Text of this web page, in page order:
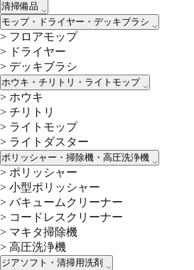
清掃備品
モップ・ドライヤー・デッキブラシ
> フロアモップ
> ドライヤー
> デッキブラシ
ホウキ・チリトリ・ライトモップ
> ホウキ
> チリトリ
> ライトモップ
> ライトダスター
ポリッシャー・掃除機・高圧洗浄機
> ポリッシャー
> 小型ポリッシャー
> バキュームクリーナー
> コードレスクリーナー
> マキタ掃除機
> 高圧洗浄機
ジアソフト・清掃用洗剤